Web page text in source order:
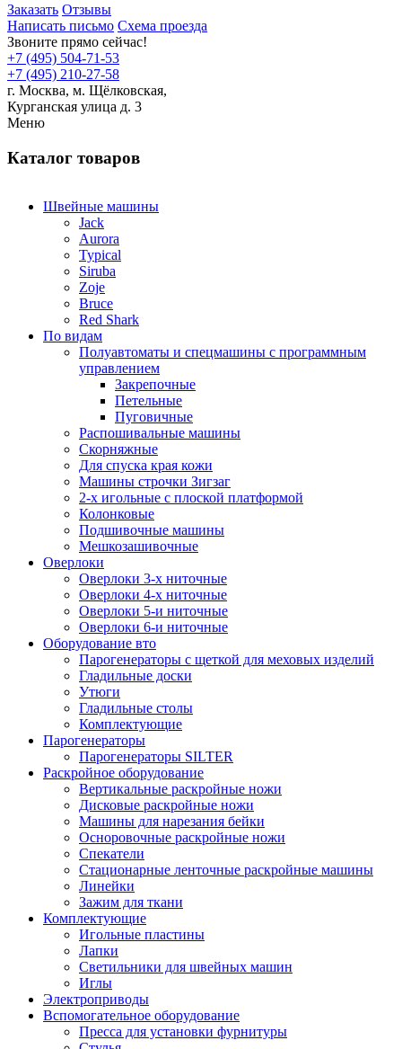
Заказать Отзывы
Написать письмо Схема проезда
Звоните прямо сейчас!
+7 (495) 504-71-53
+7 (495) 210-27-58
г. Москва, м. Щёлковская,
Курганская улица д. 3
Меню
Каталог товаров
Швейные машины
Jack
Aurora
Typical
Siruba
Zoje
Bruce
Red Shark
По видам
Полуавтоматы и спецмашины с программным
управлением
Закрепочные
Петельные
Пуговичные
Распошивальные машины
Скорняжные
Для спуска края кожи
Машины строчки Зигзаг
2-х игольные с плоской платформой
Колонковые
Подшивочные машины
Мешкозашивочные
Оверлоки
Оверлоки 3-х ниточные
Оверлоки 4-х ниточные
Оверлоки 5-и ниточные
Оверлоки 6-и ниточные
Оборудование вто
Парогенераторы с щеткой для меховых изделий
Гладильные доски
Утюги
Гладильные столы
Комплектующие
Парогенераторы
Парогенераторы SILTER
Раскройное оборудование
Вертикальные раскройные ножи
Дисковые раскройные ножи
Машины для нарезания бейки
Осноровочные раскройные ножи
Спекатели
Стационарные ленточные раскройные машины
Линейки
Зажим для ткани
Комплектующие
Игольные пластины
Лапки
Светильники для швейных машин
Иглы
Электроприводы
Вспомогательное оборудование
Пресса для установки фурнитуры